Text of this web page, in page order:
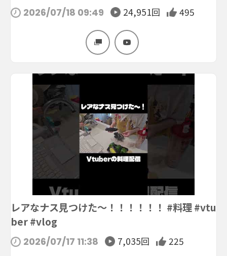
2026/07/18 09:49 24,951回 495
レアなナス見つけた〜！！！！！！ #料理 #vtu
ber #vlog
2026/07/17 11:38 7,035回 225